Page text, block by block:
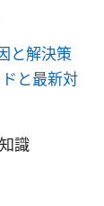
と解決策
と最新対
識